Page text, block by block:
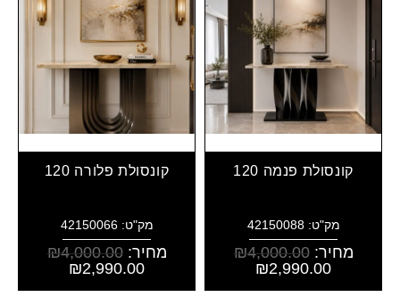
קונסולת פנמה 120
מק"ט: 42150088
מחיר: ₪4,000.00
₪2,990.00
קונסולת פלורה 120
מק"ט: 42150066
מחיר: ₪4,000.00
₪2,990.00